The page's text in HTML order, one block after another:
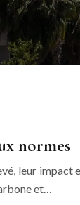
normes
leur
et…